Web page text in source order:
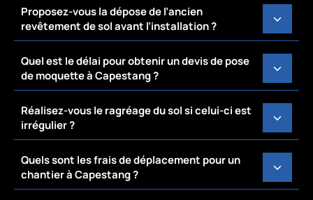
Proposez-vous la dépose de l’ancien
revêtement de sol avant l’installation ?
Quel est le délai pour obtenir un devis de pose
de moquette à Capestang ?
Réalisez-vous le ragréage du sol si celui-ci est
irrégulier ?
Quels sont les frais de déplacement pour un
chantier à Capestang ?